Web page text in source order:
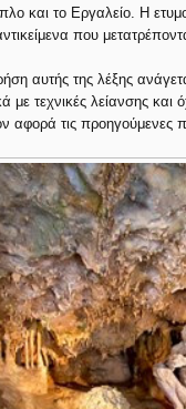
και το Εργαλείο. Η
που
αυτής της λέξης
τεχνικές λείανσης
αφορά τις